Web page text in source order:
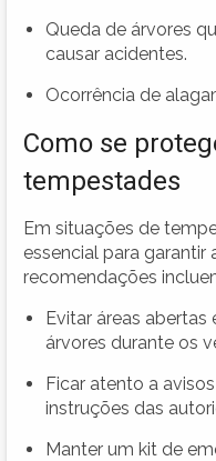
Queda de árvores
causar acidentes.
Ocorrência de
Como se
tempestades
Em situações de
essencial para garantir
recomendações
Evitar áreas abertas
árvores durante os
Ficar atento a
instruções das
Manter um kit de